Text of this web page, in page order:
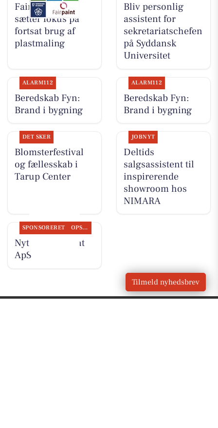
Fairpaint ApS
sætter fokus på
fortsat brug af
plastmaling
Bliv personlig
assistent for
sekretariatschefen
på Syddansk
Universitet
ALARM112
Beredskab Fyn:
Brand i bygning
ALARM112
Beredskab Fyn:
Brand i bygning
DET SKER
Blomsterfestival
og fællesskab i
Tarup Center
JOBNYT
Deltids
salgsassistent til
inspirerende
showroom hos
NIMARA
SPONSORERET OPSLAGSTAVLEN
Nyt fra Fairpaint
ApS
Tilmeld nyhedsbrev